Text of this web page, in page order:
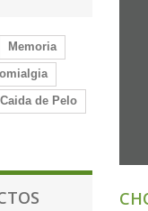
Memoria
Caida de Pelo